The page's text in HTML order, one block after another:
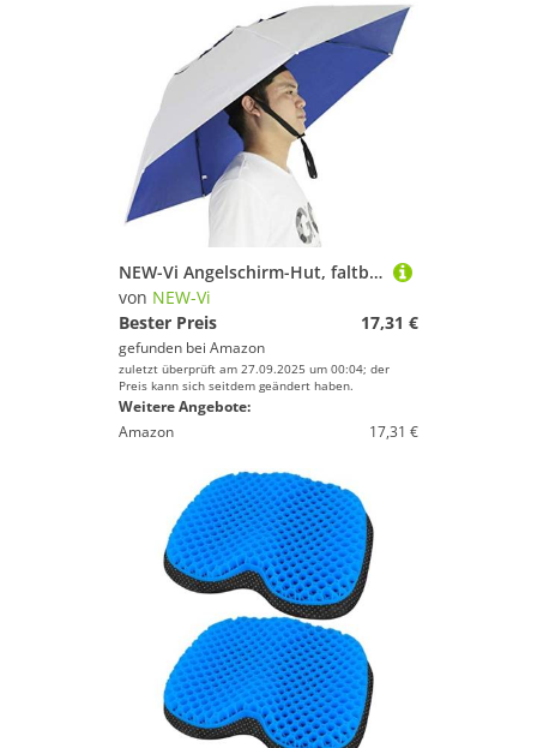
NEW-Vi für den Sport Bootssport
bieten hat. Wenn Du dort nicht findest, was Du
suchst, stöbere doch einfach ja nach Deiner Sportart
in der jeweiligen Sportabteilung - wir haben für fast
jeden Sport ein breites Angebot - vom
bis hin zuFitnessundBoxen
wünschen wir Dir viel Spaß und Erfolg mit Deinem
NEW-Vi Angelschirm-Hut, faltbar, Sonnen-Regenkappe, verstellbar, multifunktional, Outdoor-Kopfbedeckung
von NEW-Vi
Bester Preis
17,31 €
gefunden bei Amazon
zuletzt überprüft am 27.09.2025 um 00:04; der
Preis kann sich seitdem geändert haben.
Weitere Angebote:
Amazon
17,31 €